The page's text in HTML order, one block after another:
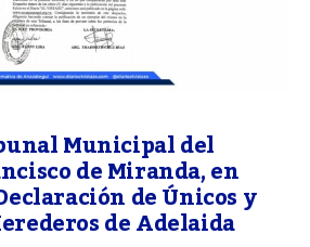
Municipal del
de Miranda, en
de Únicos y
de Adelaida